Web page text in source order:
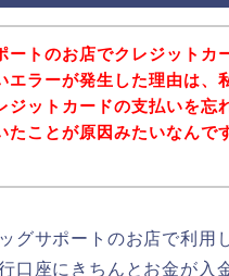
ートのお店でクレジットカ
エラーが発生した理由は、
ジットカードの支払いを忘
たことが原因みたいなんで
グサポートのお店で利用
口座にきちんとお金が入